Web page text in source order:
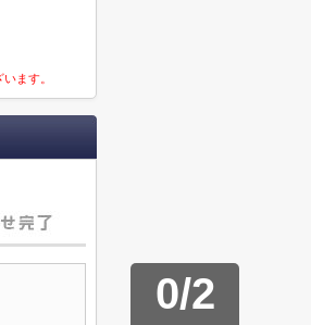
ます。
0/2